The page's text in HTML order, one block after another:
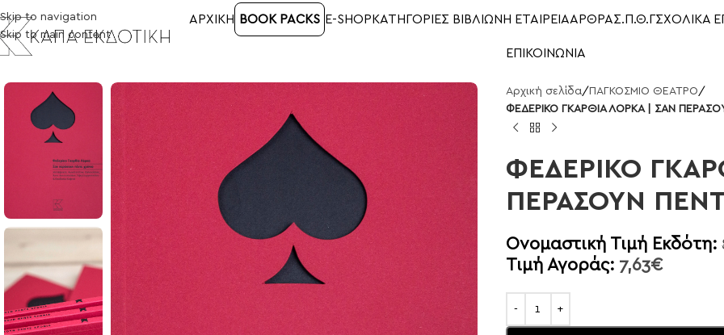
Skip to navigation
Skip to main content
ΑΡΧΙΚΉ BOOK PACKS E-SHOP ΚΑΤΗΓΟΡΙΕΣ ΒΙΒΛΙΩΝ Η ΕΤΑΙΡΕΙΑΑΡΘΡΑΣ.Π.Θ.ΓΣΧΟΛΙΚΑ
ΕΠΙΚΟΙΝΩΝΙΑ
Αρχική σελίδα/ ΠΑΓΚΟΣΜΙΟ ΘΕΑΤΡΟ/
ΦΕΔΕΡΙΚΟ ΓΚΑΡΘΙΑ ΛΟΡΚΑ | ΣΑΝ
ΦΕΔΕΡΙΚΟ
ΠΕΡΑΣΟΥΝ
Ονομαστική Τιμή Εκδότη:
Τιμή Αγοράς: 7,63€